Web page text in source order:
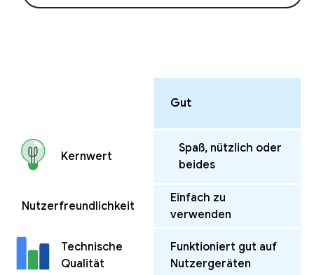
Gut
Kernwert
Spaß, nützlich oder
beides
Nutzerfreundlichkeit
Einfach zu
verwenden
Technische
Qualität
Funktioniert gut auf
Nutzergeräten